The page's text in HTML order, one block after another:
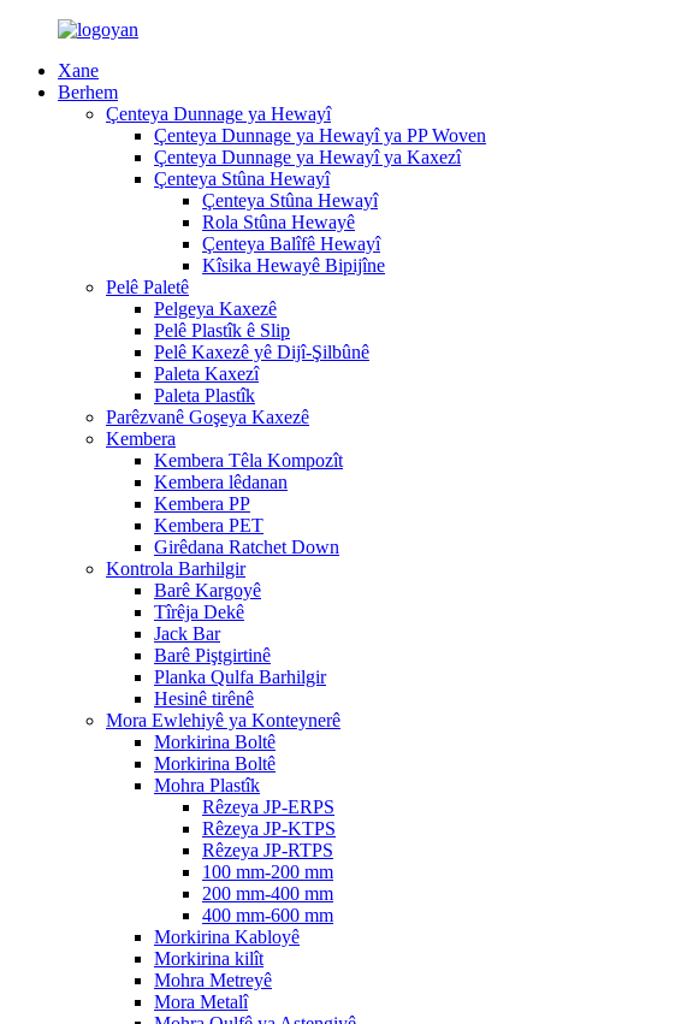
Xane
Berhem
Çenteya Dunnage ya Hewayî
Çenteya Dunnage ya Hewayî ya PP Woven
Çenteya Dunnage ya Hewayî ya Kaxezî
Çenteya Stûna Hewayî
Çenteya Stûna Hewayî
Rola Stûna Hewayê
Çenteya Balîfê Hewayî
Kîsika Hewayê Bipijîne
Pelê Paletê
Pelgeya Kaxezê
Pelê Plastîk ê Slip
Pelê Kaxezê yê Dijî-Şilbûnê
Paleta Kaxezî
Paleta Plastîk
Parêzvanê Goşeya Kaxezê
Kembera
Kembera Têla Kompozît
Kembera lêdanan
Kembera PP
Kembera PET
Girêdana Ratchet Down
Kontrola Barhilgir
Barê Kargoyê
Tîrêja Dekê
Jack Bar
Barê Piştgirtinê
Planka Qulfa Barhilgir
Hesinê tirênê
Mora Ewlehiyê ya Konteynerê
Morkirina Boltê
Morkirina Boltê
Mohra Plastîk
Rêzeya JP-ERPS
Rêzeya JP-KTPS
Rêzeya JP-RTPS
100 mm-200 mm
200 mm-400 mm
400 mm-600 mm
Morkirina Kabloyê
Morkirina kilît
Mohra Metreyê
Mora Metalî